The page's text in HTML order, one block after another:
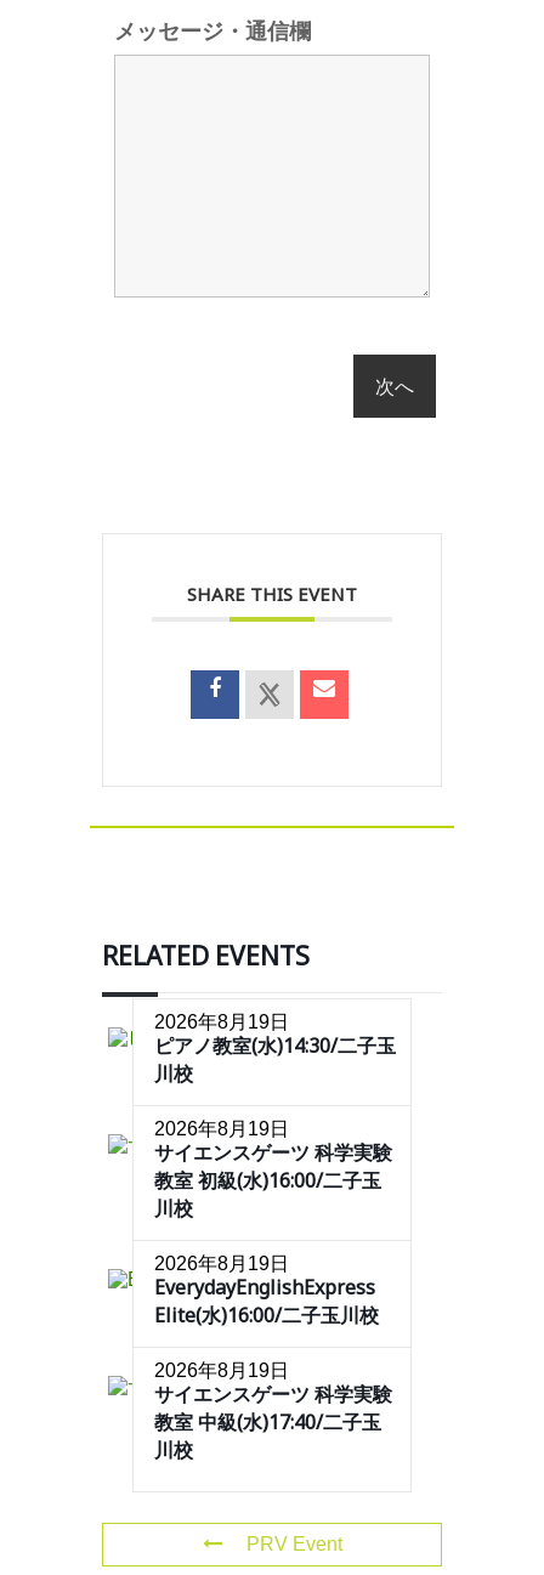
メッセージ・通信欄
SHARE THIS EVENT
RELATED EVENTS
2026年8月19日
ピアノ教室(水)14:30/二子玉
川校
2026年8月19日
サイエンスゲーツ 科学実験
教室 初級(水)16:00/二子玉
川校
2026年8月19日
EverydayEnglishExpress
Elite(水)16:00/二子玉川校
2026年8月19日
サイエンスゲーツ 科学実験
教室 中級(水)17:40/二子玉
川校
PRV Event